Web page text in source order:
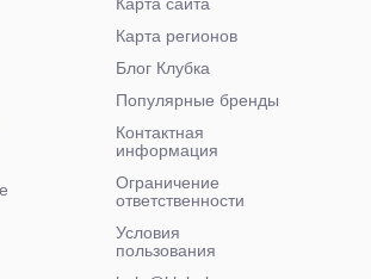
Карта регионов
Блог Клубка
Популярные бренды
Контактная
информация
Ограничение
ответственности
Условия
пользования